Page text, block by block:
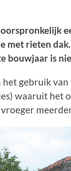
met rieten
bouwjaar is
gebruik van
waaruit het